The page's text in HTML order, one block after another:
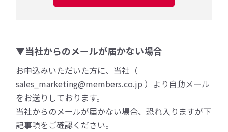
▼当社からのメールが届かない場合
お申込みいただいた方に、当社（
sales_marketing@members.co.jp ）より自動メール
をお送りしております。
当社からのメールが届かない場合、恐れ入りますが下
記事項をご確認ください。